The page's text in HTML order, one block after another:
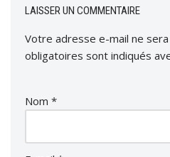
LAISSER UN COMMENTAIRE
Votre adresse e-mail ne
obligatoires sont indiqués
Nom *